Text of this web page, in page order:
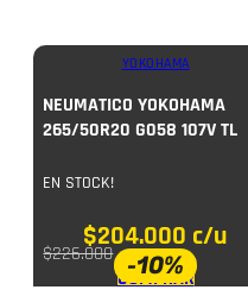
YOKOHAMA
NEUMATICO YOKOHAMA
265/50R20 G058 107V TL
EN STOCK!
$204.000 c/u
$226.000
COMPRAR
-10%